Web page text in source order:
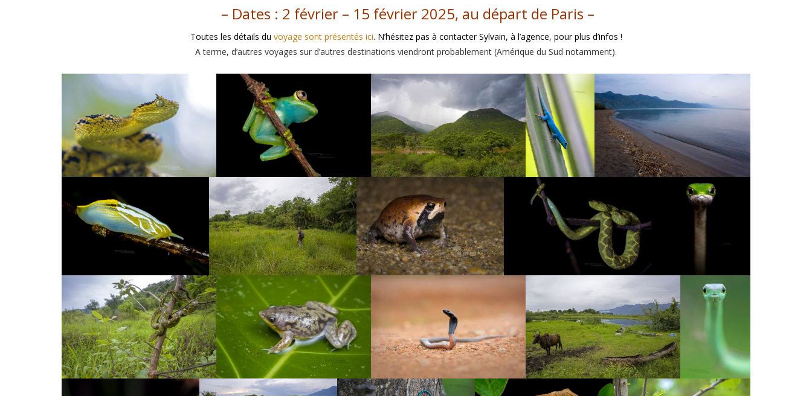
– Dates : 2 février – 15 février 2025, au départ de Paris –
Toutes les détails du voyage sont présentés ici. N’hésitez pas à contacter Sylvain, à l’agence, pour plus d’infos !
A terme, d’autres voyages sur d’autres destinations viendront probablement (Amérique du Sud notamment).